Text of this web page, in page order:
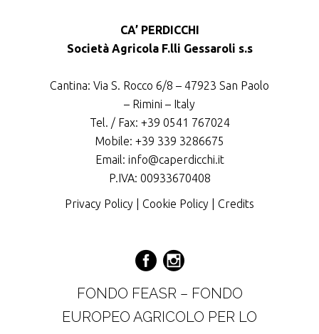
CA’ PERDICCHI
Società Agricola F.lli Gessaroli s.s
Cantina: Via S. Rocco 6/8 – 47923 San Paolo
– Rimini – Italy
Tel. / Fax: +39 0541 767024
Mobile: +39 339 3286675
Email: info@caperdicchi.it
P.IVA: 00933670408
Privacy Policy
Cookie Policy Credits
FONDO FEASR – FONDO
EUROPEO AGRICOLO PER LO